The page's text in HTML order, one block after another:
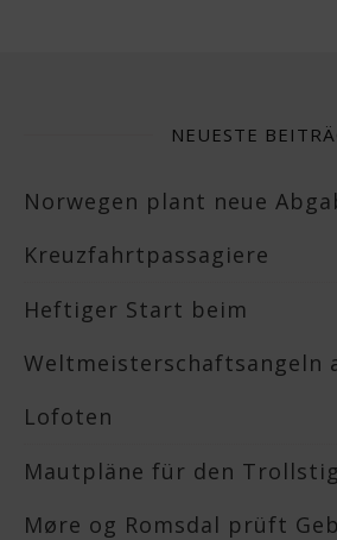
NEUESTE
Norwegen plant neue
Kreuzfahrtpassagiere
Heftiger Start beim
Weltmeisterschaftsangeln
Lofoten
Mautpläne für den
Møre og Romsdal prüft